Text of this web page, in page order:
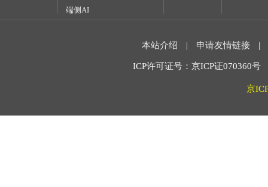
端侧AI
本站介绍 | 申请友情链接 |
ICP许可证号：京ICP证070360
京